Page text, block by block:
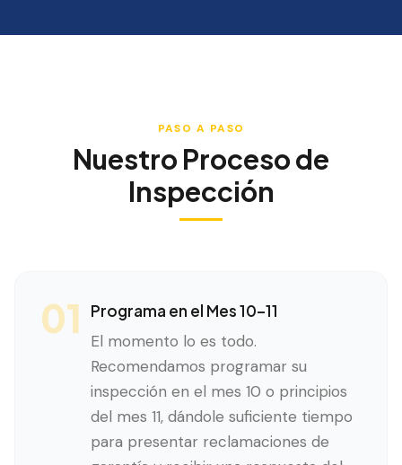
PASO A PASO
Nuestro Proceso de
Inspección
01
Programa en el Mes 10–11
El momento lo es todo.
Recomendamos programar su
inspección en el mes 10 o principios
del mes 11, dándole suficiente tiempo
para presentar reclamaciones de